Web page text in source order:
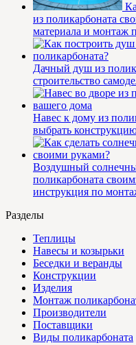
из поликарбоната
материала и монтаж
Дачный душ из
строительство
Навес к дому из
выбрать
Воздушный
поликарбоната
инструкция по
Разделы
Теплицы
Навесы и козырьки
Беседки и веранды
Конструкции
Изделия
Монтаж
Производители
Поставщики
Виды поликарбоната